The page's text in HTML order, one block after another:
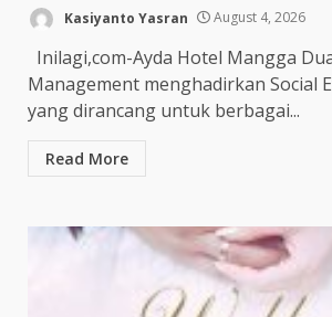
Kasiyanto Yasran August 4, 2026
Inilagi,com-Ayda Hotel Mangga
Management menghadirkan Social
yang dirancang untuk berbagai...
Read More